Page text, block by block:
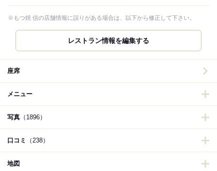
※もつ焼 信の店舗情報に誤りがある場合は、以下から修正して下さい。
レストラン情報を編集する
座席
メニュー
写真 （1896）
口コミ （238）
地図